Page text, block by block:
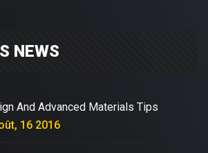
NEWS
And Advanced Materials Tips
16 2016